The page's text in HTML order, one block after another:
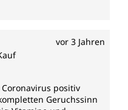
vor 3 Jahren
von 5 von 5 Sternen
positiv
Geruchssinn